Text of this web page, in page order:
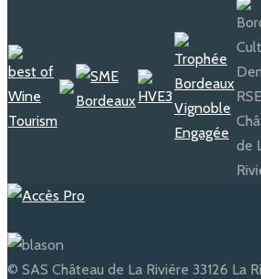
© SAS Château de La Rivière 33126 La